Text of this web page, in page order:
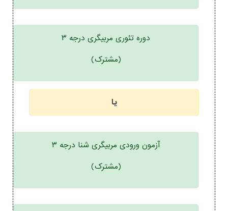
دوره تئوری مربیگری درجه ۳
(مشترک)
یا
آزمون ورودی مربیگری شنا درجه ۳
(مشترک)